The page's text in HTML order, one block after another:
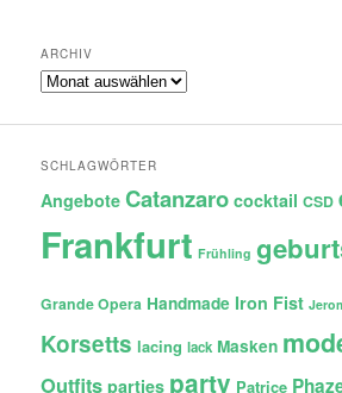
ARCHIV
Archiv
SCHLAGWÖRTER
Angebote Catanzaro cocktail CSD
Frankfurt Frühling
Grande Opera Handmade Iron Fist
Korsetts lacing lack Masken
Outfits parties party Patrice